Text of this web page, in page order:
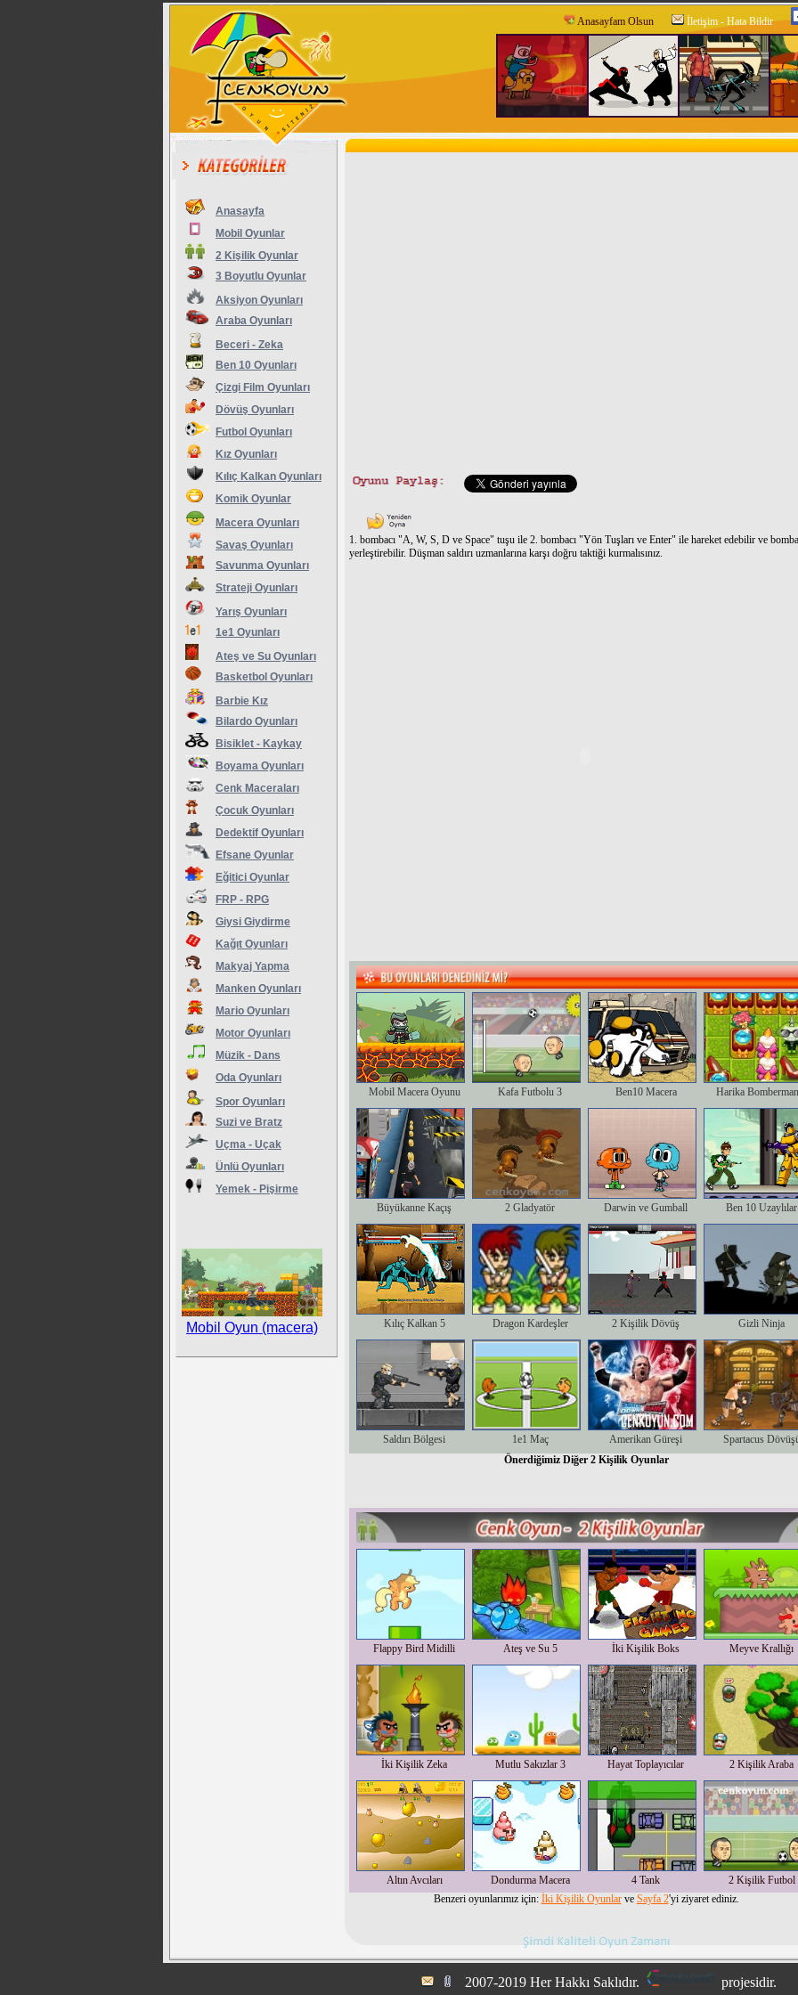
Anasayfam Olsun İletişim - Hata Bildir
Anasayfa
Mobil Oyunlar
2 Kişilik Oyunlar
3 Boyutlu Oyunlar
Aksiyon Oyunları
Araba Oyunları
Beceri - Zeka
Ben 10 Oyunları
Çizgi Film Oyunları
Dövüş Oyunları
Futbol Oyunları
Kız Oyunları
Kılıç Kalkan Oyunları
Komik Oyunlar
Macera Oyunları
Savaş Oyunları
Savunma Oyunları
Strateji Oyunları
Yarış Oyunları
1e1 Oyunları
Ateş ve Su Oyunları
Basketbol Oyunları
Barbie Kız
Bilardo Oyunları
Bisiklet - Kaykay
Boyama Oyunları
Cenk Maceraları
Çocuk Oyunları
Dedektif Oyunları
Efsane Oyunlar
Eğitici Oyunlar
FRP - RPG
Giysi Giydirme
Kağıt Oyunları
Makyaj Yapma
Manken Oyunları
Mario Oyunları
Motor Oyunları
Müzik - Dans
Oda Oyunları
Spor Oyunları
Suzi ve Bratz
Uçma - Uçak
Ünlü Oyunları
Yemek - Pişirme
Mobil Oyun (macera)
1. bombacı "A, W, S, D ve Space" tuşu ile 2. bombacı "Yön Tuşları ve Enter" ile hareket edebilir ve bomba
yerleştirebilir. Düşman saldırı uzmanlarına karşı doğru taktiği kurmalısınız.
Mobil Macera Oyunu Kafa Futbolu 3 Ben10 Macera Harika
Büyükanne Kaçış 2 Gladyatör Darwin ve Gumball Ben 10 Uzaylılar
Kılıç Kalkan 5 Dragon Kardeşler 2 Kişilik Dövüş Gizli Ninja
Saldırı Bölgesi 1e1 Maç Amerikan Güreşi
Spartacus
Önerdiğimiz Diğer 2 Kişilik Oyunlar
Flappy Bird Midilli Ateş ve Su 5 İki Kişilik Boks Meyve Krallığı
İki Kişilik Zeka Mutlu Sakızlar 3 Hayat Toplayıcılar 2 Kişilik Araba
Altın Avcıları Dondurma Macera 4 Tank
2 Kişilik Futbol
Benzeri oyunlarımız için: İki Kişilik Oyunlarve Sayfa 2'yi ziyaret ediniz.
2007-2019 Her Hakkı Saklıdır. projesidir.